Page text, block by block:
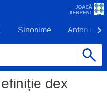
Sinonime Antonime
dex